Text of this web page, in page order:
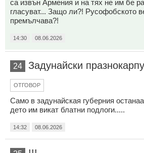
са извън Армения и на тях не им бе
гласуват... Защо ли?! Русофобското
премълчава?!
14:30 08.06.2026
24 Задунайски
ОТГОВОР
Само в задунайская губерния
дето им викат блатни подлоги.....
14:32 08.06.2026